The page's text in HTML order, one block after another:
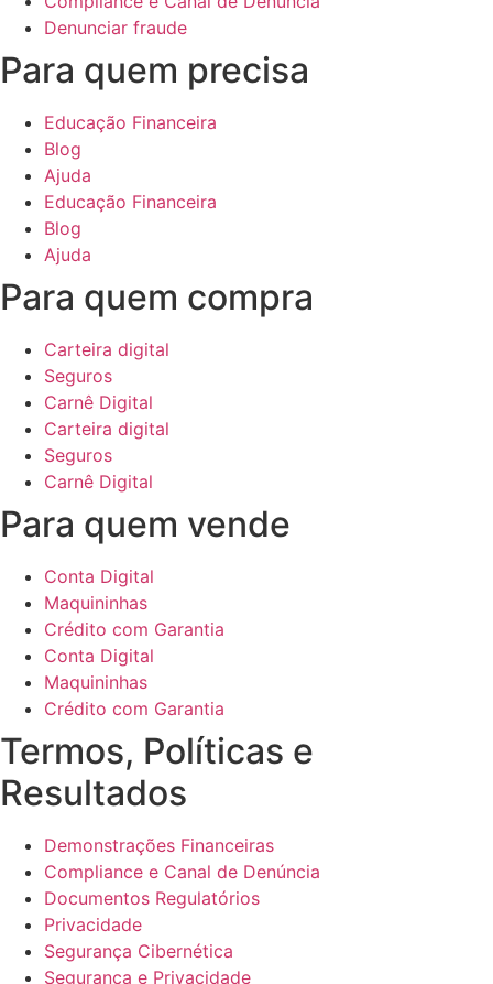
Denunciar fraude
Para quem precisa
Educação Financeira
Blog
Ajuda
Educação Financeira
Blog
Ajuda
Para quem compra
Carteira digital
Seguros
Carnê Digital
Carteira digital
Seguros
Carnê Digital
Para quem vende
Conta Digital
Maquininhas
Crédito com Garantia
Conta Digital
Maquininhas
Crédito com Garantia
Termos, Políticas e
Resultados
Demonstrações Financeiras
Compliance e Canal de Denúncia
Documentos Regulatórios
Privacidade
Segurança Cibernética
Segurança e Privacidade